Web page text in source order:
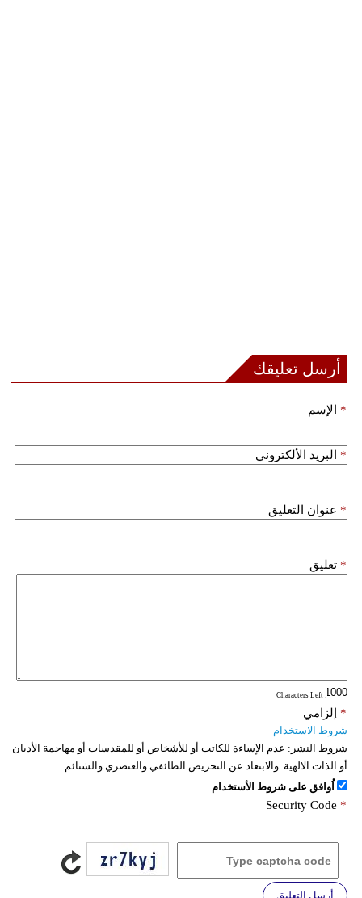
أرسل تعليقك
الإسم *
البريد الألكتروني *
عنوان التعليق *
تعليق *
: Characters Left
إلزامي *
شروط الاستخدام
شروط النشر: عدم الإساءة للكاتب أو للأشخاص أو للمقدسات أو مهاجمة الأديان
أو الذات الالهية. والابتعاد عن التحريض الطائفي والعنصري والشتائم.
اُوافق على شروط الأستخدام
Security Code *
أرسل التعليق